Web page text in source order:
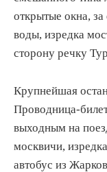
открытые окна,
воды, изредка
сторону речку
Крупнейшая
Проводница-
выходным на
москвичи,
автобус из